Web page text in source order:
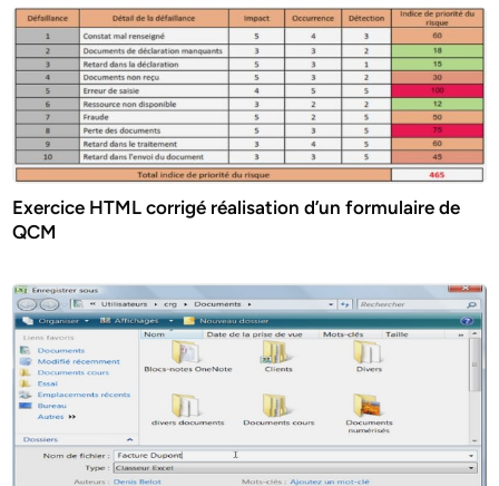
Exercice HTML corrigé réalisation d’un formulaire de
QCM